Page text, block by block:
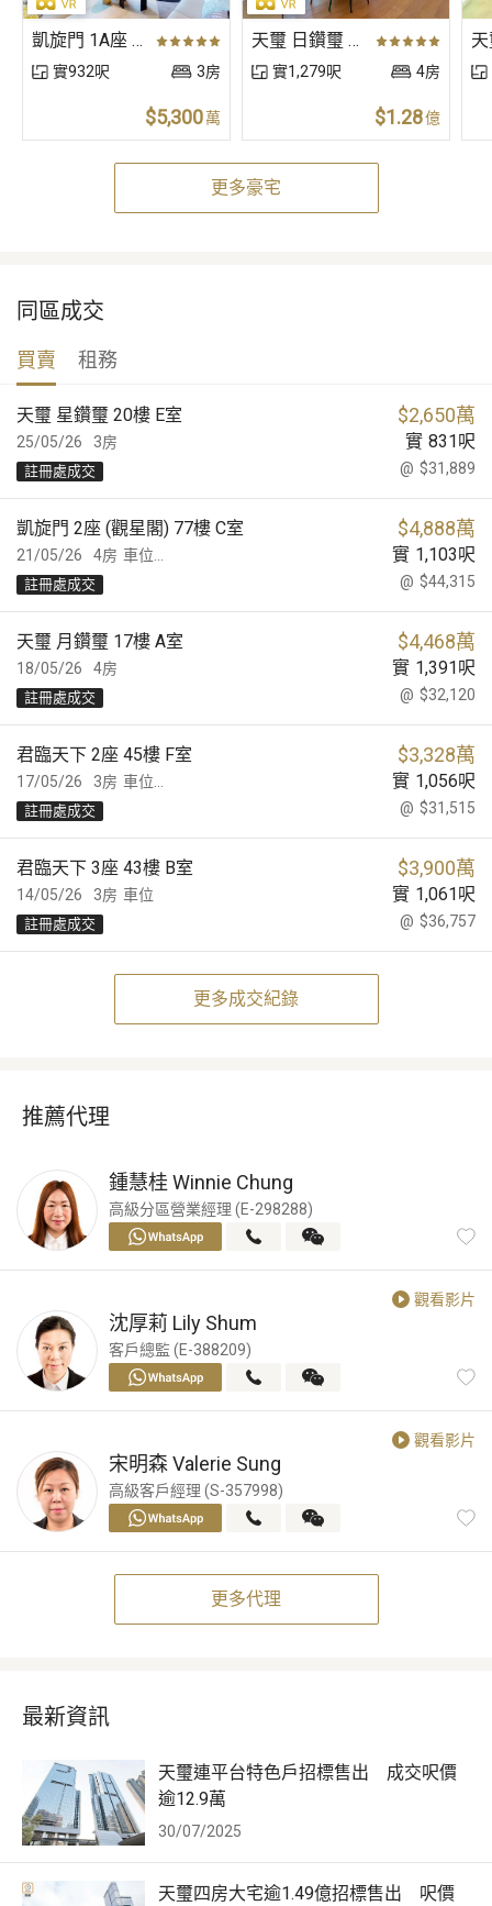
凱旋門 1A座 (朝日閣) 低層 C室
實932呎 3房
$5,300萬
天璽 日鑽璽 高層 E室
實1,279呎 4房
$1.28億
更多豪宅
同區成交
買賣 租務
25/05/26
天璽 星鑽璽 20樓 E室 $2,650萬
實 831 呎
3房
@ $31,889
註冊處成交
21/05/26
凱旋門 2座 (觀星閣) 77樓 C室 $4,888萬
車位... 實 1,103呎
4房
@ $44,315
註冊處成交
18/05/26
天璽 月鑽璽 17樓 A室 $4,468萬
實 1,391 呎
4房
@ $32,120
註冊處成交
17/05/26
君臨天下 2座 45樓 F室 $3,328萬
車位... 實 1,056呎
3房
@ $31,515
註冊處成交
14/05/26
君臨天下 3座 43樓 B室 $3,900萬
車位 實 1,061 呎
3房
@ $36,757
註冊處成交
更多成交紀錄
推薦代理
鍾慧桂 Winnie Chung
高級分區營業經理 (E-298288)
觀看影片
沈厚莉 Lily Shum
客戶總監 (E-388209)
觀看影片
宋明森Valerie Sung
高級客戶經理 (S-357998)
更多代理
最新資訊
天璽連平台特色戶招標售出 成交呎價
逾12.9萬
30/07/2025
天璽四房大宅逾1.49億招標售出 呎價